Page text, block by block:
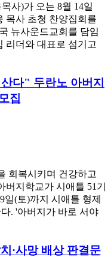
사)가 오는 8월 14일
목사 초청 찬양집회를
뉴사운드교회를 담임
리더와 대표로 섬기고
다" 두란노 아버지
집
회복시키며 건강하고
지학교가 시애틀 51기
일(토)까지 시애틀 형제
. '아버지가 바로 서야
·사망 배상 판결문